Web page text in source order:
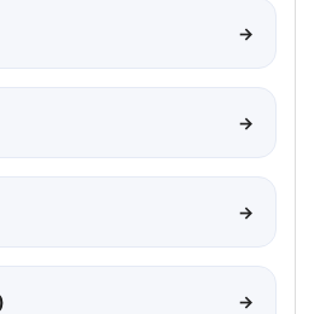
→
→
→
→